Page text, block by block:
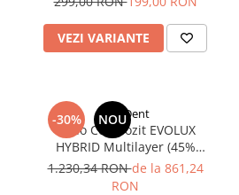
VEZI VARIANTE
-30% NOU
BlueDent
Nano Compozit EVOLUX
HYBRID Multilayer (45%
Ceramica)
1.230,34 RONde la 861,24
RON